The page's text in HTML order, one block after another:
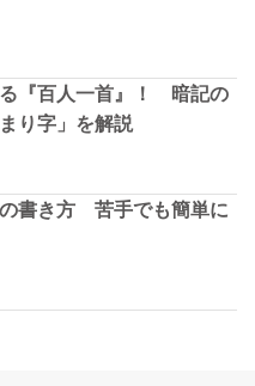
『百人一首』！ 暗記の
り字」を解説
書き方 苦手でも簡単に